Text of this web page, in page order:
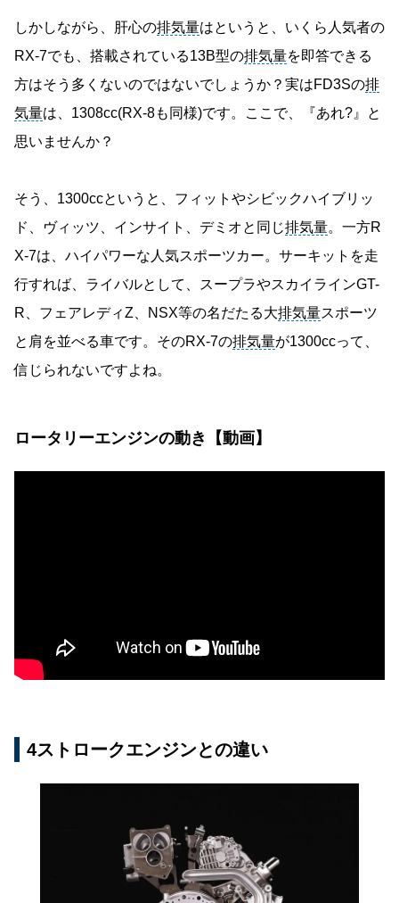
しかしながら、肝心の排気量はというと、いくら人気者の
RX-7でも、搭載されている13B型の排気量を即答できる
方はそう多くないのではないでしょうか？実はFD3Sの排
気量は、1308cc(RX-8も同様)です。ここで、『あれ?』と
思いませんか？
そう、1300ccというと、フィットやシビックハイブリッ
ド、ヴィッツ、インサイト、デミオと同じ排気量。一方R
X-7は、ハイパワーな人気スポーツカー。サーキットを走
行すれば、ライバルとして、スープラやスカイラインGT-
R、フェアレディZ、NSX等の名だたる大排気量スポーツ
と肩を並べる車です。そのRX-7の排気量が1300ccって、
信じられないですよね。
ロータリーエンジンの動き【動画】
4ストロークエンジンとの違い